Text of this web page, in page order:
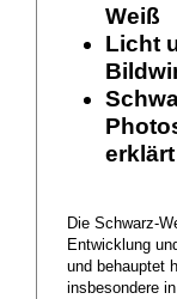
Weiß
Licht
erklärt
Die Schwarz-
Entwicklung
und behauptet
insbesondere